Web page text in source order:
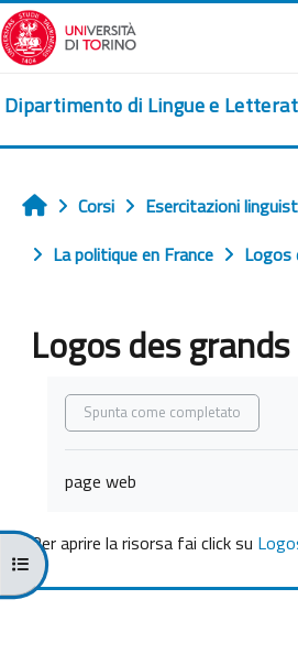
Vai al contenuto principale
Dipartimento di Lingue e
Apri indice del corso
Home
Corsi Esercitazioni
La politique en France
Logos
Logos des
Aggregazione dei criteri
Spunta come completato
page web
Per aprire la risorsa fai click su